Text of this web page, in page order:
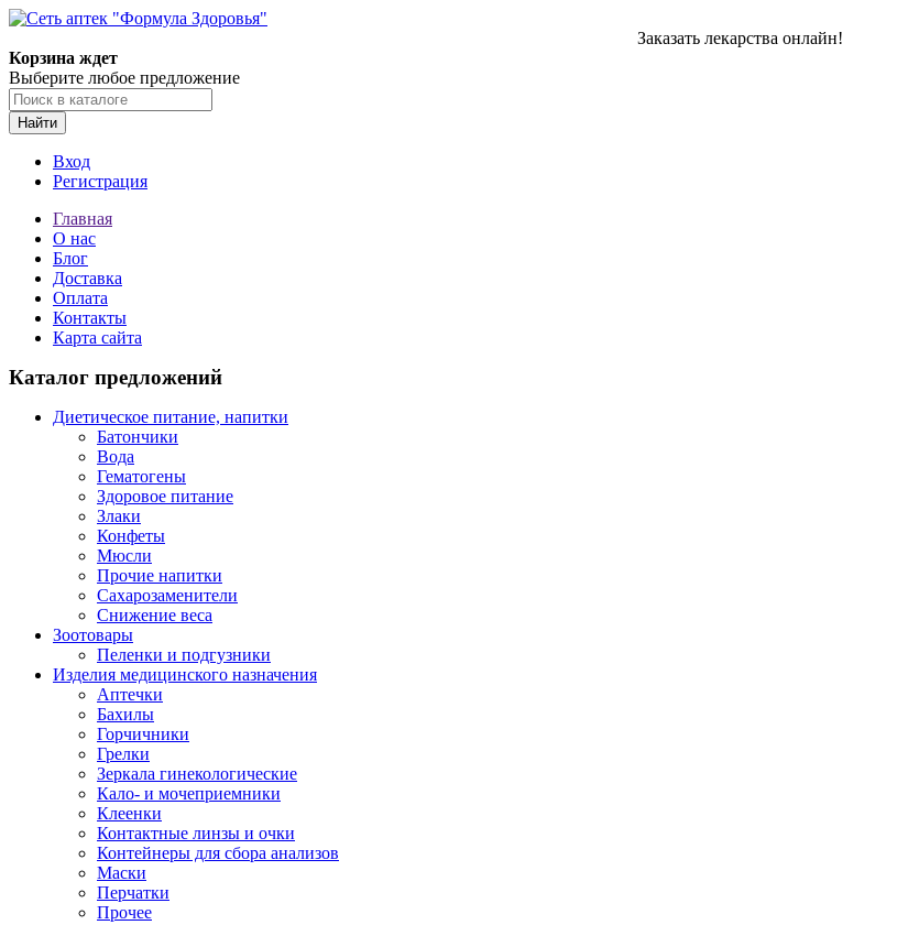
Заказать лекарства онлайн!
Корзина ждет
Выберите любое предложение
Найти
Вход
Регистрация
Главная
О нас
Блог
Доставка
Оплата
Контакты
Карта сайта
Каталог предложений
Диетическое питание, напитки
Батончики
Вода
Гематогены
Здоровое питание
Злаки
Конфеты
Мюсли
Прочие напитки
Сахарозаменители
Снижение веса
Зоотовары
Пеленки и подгузники
Изделия медицинского назначения
Аптечки
Бахилы
Горчичники
Грелки
Зеркала гинекологические
Кало- и мочеприемники
Клеенки
Контактные линзы и очки
Контейнеры для сбора анализов
Маски
Перчатки
Прочее